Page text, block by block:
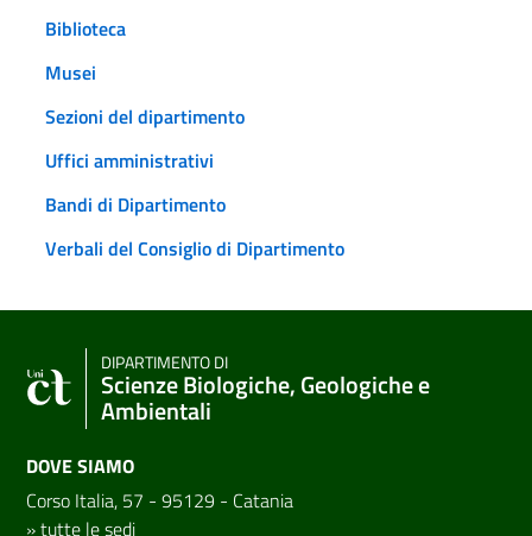
Biblioteca
Musei
Sezioni del dipartimento
Uffici amministrativi
Bandi di Dipartimento
Verbali del Consiglio di Dipartimento
DIPARTIMENTO DI
Scienze Biologiche, Geologiche e
Ambientali
DOVE SIAMO
Corso Italia, 57 - 95129 - Catania
»tutte le sedi